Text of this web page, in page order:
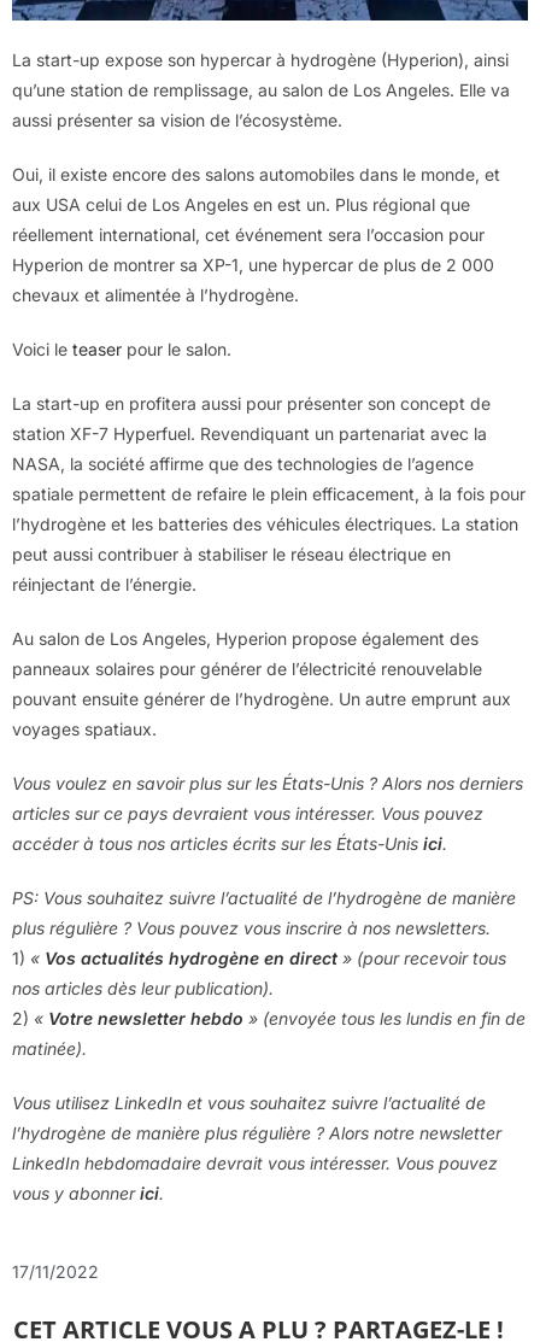
La start-up expose son hypercar à hydrogène (Hyperion), ainsi
qu’une station de remplissage, au salon de Los Angeles. Elle va
aussi présenter sa vision de l’écosystème.
Oui, il existe encore des salons automobiles dans le monde, et
aux USA celui de Los Angeles en est un. Plus régional que
réellement international, cet événement sera l’occasion pour
Hyperion de montrer sa XP-1, une hypercar de plus de 2 000
chevaux et alimentée à l’hydrogène.
Voici le teaser pour le salon.
La start-up en profitera aussi pour présenter son concept de
station XF-7 Hyperfuel. Revendiquant un partenariat avec la
NASA, la société affirme que des technologies de l’agence
spatiale permettent de refaire le plein efficacement, à la fois pour
l’hydrogène et les batteries des véhicules électriques. La station
peut aussi contribuer à stabiliser le réseau électrique en
réinjectant de l’énergie.
Au salon de Los Angeles, Hyperion propose également des
panneaux solaires pour générer de l’électricité renouvelable
pouvant ensuite générer de l’hydrogène. Un autre emprunt aux
voyages spatiaux.
Vous voulez en savoir plus sur les États-Unis ? Alors nos derniers
articles sur ce pays devraient vous intéresser. Vous pouvez
accéder à tous nos articles écrits sur les États-Unis ici.
PS: Vous souhaitez suivre l’actualité de l’hydrogène de manière
plus régulière ? Vous pouvez vous inscrire à nos newsletters.
1) « Vos actualités hydrogène en direct » (pour recevoir tous
nos articles dès leur publication).
2) « Votre newsletter hebdo » (envoyée tous les lundis en fin de
matinée).
Vous utilisez LinkedIn et vous souhaitez suivre l’actualité de
l’hydrogène de manière plus régulière ? Alors notre newsletter
LinkedIn hebdomadaire devrait vous intéresser. Vous pouvez
vous y abonnerici.
17/11/2022
CET ARTICLE VOUS A PLU ? PARTAGEZ-LE !